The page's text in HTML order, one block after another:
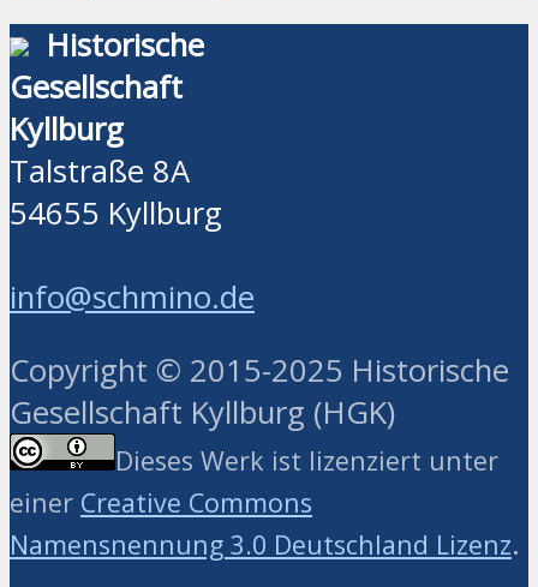
Historische
Gesellschaft
Kyllburg
Talstraße 8A
54655 Kyllburg
info@schmino.de
Copyright © 2015-2025 Historische
Gesellschaft Kyllburg (HGK)
Dieses Werk ist lizenziert unter
einer Creative Commons
Namensnennung 3.0 Deutschland Lizenz.